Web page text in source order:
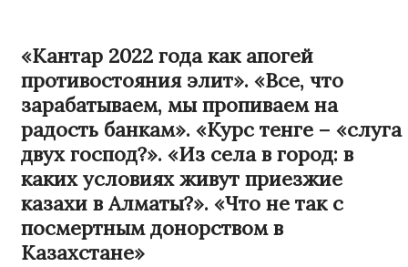
«Кантар 2022 года как апогей
противостояния элит». «Все, что
зарабатываем, мы пропиваем на
радость банкам». «Курс тенге – «слуга
двух господ?». «Из села в город: в
каких условиях живут приезжие
казахи в Алматы?». «Что не так с
посмертным донорством в
Казахстане»